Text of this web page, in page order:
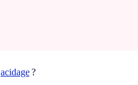
acidage?